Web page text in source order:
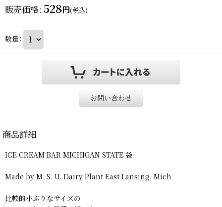
販売価格: 528円(税込)
数量:
お問い合わせ
商品詳細
ICE CREAM BAR MICHIGAN STATE 袋
Made by M. S. U. Dairy Plant East Lansing, Mich
比較的小ぶりなサイズの